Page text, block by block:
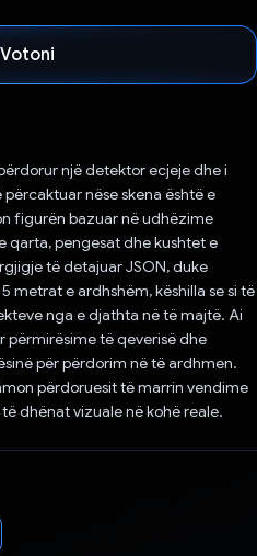
Votoni
një detektor ecjeje dhe i
nëse skena është e
figurën bazuar në udhëzime
qarta, pengesat dhe kushtet e
të detajuar JSON, duke
metrat e ardhshëm, këshilla se si të
nga e djathta në të majtë. Ai
të qeverisë dhe
për përdorim në të ardhmen.
përdoruesit të marrin vendime
dhënat vizuale në kohë reale.